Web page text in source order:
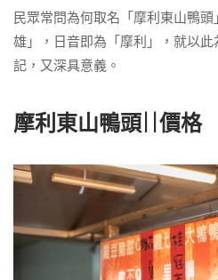
民眾常問為何取名「摩利東山鴨
雄」，日音即為「摩利」，就以
記，又深具意義。
摩利東山鴨頭||價格